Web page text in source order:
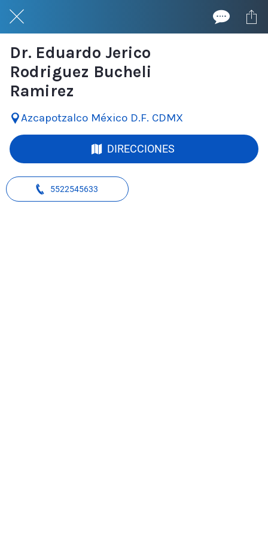
Dr. Eduardo Jerico
Rodriguez Bucheli
Ramirez
Azcapotzalco México D.F. CDMX
DIRECCIONES
5522545633